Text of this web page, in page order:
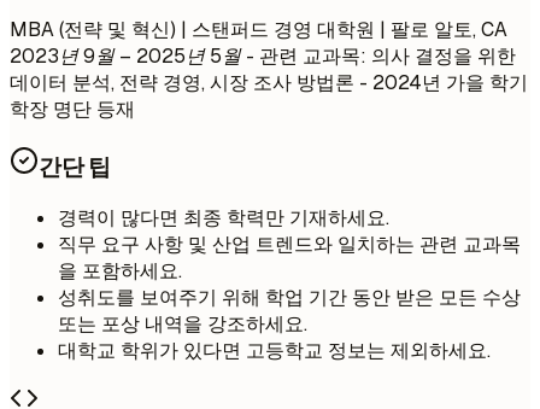
MBA (전략 및 혁신) | 스탠퍼드 경영 대학원 | 팔로 알토, CA
2023년 9월 – 2025년 5월- 관련 교과목: 의사 결정을 위한
데이터 분석, 전략 경영, 시장 조사 방법론 - 2024년 가을 학기
학장 명단 등재
간단 팁
경력이 많다면 최종 학력만 기재하세요.
직무 요구 사항 및 산업 트렌드와 일치하는 관련 교과목
을 포함하세요.
성취도를 보여주기 위해 학업 기간 동안 받은 모든 수상
또는 포상 내역을 강조하세요.
대학교 학위가 있다면 고등학교 정보는 제외하세요.